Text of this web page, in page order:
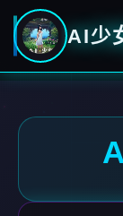
AI少